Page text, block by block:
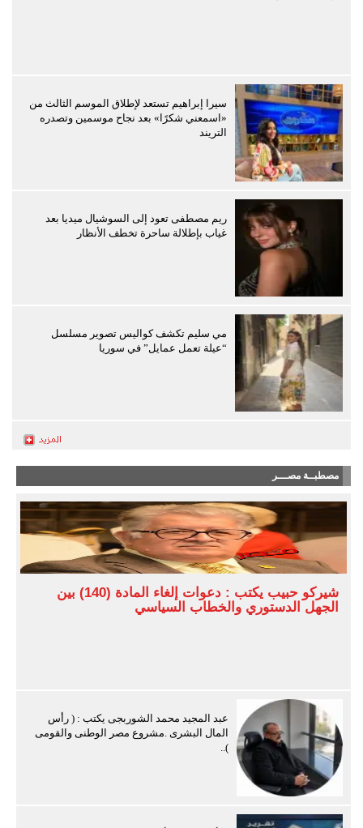
سيرا إبراهيم تستعد لإطلاق الموسم الثالث من
«اسمعني شكرًا» بعد نجاح موسمين وتصدره
التريند
ريم مصطفى تعود إلى السوشيال ميديا بعد
غياب بإطلالة ساحرة تخطف الأنظار
مي سليم تكشف كواليس تصوير مسلسل
“عيلة تعمل عمايل” في سوريا
مصطبــة مصـــر
شيركو حبيب يكتب : دعوات إلغاء المادة (140) بين
الجهل الدستوري والخطاب السياسي
عبد المجيد محمد الشوربجى يكتب : ( رأس
المال البشرى .مشروع مصر الوطنى والقومى
)..